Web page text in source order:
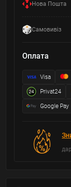
Нова Пошта
Самовивіз
Оплата
Visa
Privat24
Google Pay